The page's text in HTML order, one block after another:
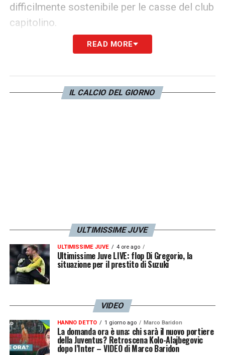
difficilmente sostenibile per le casse del club
capitolino.
READ MORE
IL CALCIO DEL GIORNO
ULTIMISSIME JUVE
ULTIMISSIME JUVE 4 ore ago
Ultimissime Juve LIVE: flop Di Gregorio, la
situazione per il prestito di Suzuki
VIDEO
HANNO DETTO 1 giorno ago Marco Baridon
La domanda ora è una: chi sarà il nuovo portiere
della Juventus? Retroscena Kolo-Alajbegovic
dopo l’Inter – VIDEO di Marco Baridon